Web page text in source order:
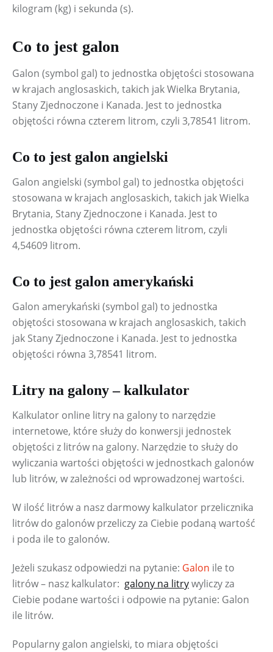
kilogram (kg) i sekunda (s).
Co to jest galon
Galon (symbol gal) to jednostka objętości stosowana
w krajach anglosaskich, takich jak Wielka Brytania,
Stany Zjednoczone i Kanada. Jest to jednostka
objętości równa czterem litrom, czyli 3,78541 litrom.
Co to jest galon angielski
Galon angielski (symbol gal) to jednostka objętości
stosowana w krajach anglosaskich, takich jak Wielka
Brytania, Stany Zjednoczone i Kanada. Jest to
jednostka objętości równa czterem litrom, czyli
4,54609 litrom.
Co to jest galon amerykański
Galon amerykański (symbol gal) to jednostka
objętości stosowana w krajach anglosaskich, takich
jak Stany Zjednoczone i Kanada. Jest to jednostka
objętości równa 3,78541 litrom.
Litry na galony – kalkulator
Kalkulator online litry na galony to narzędzie
internetowe, które służy do konwersji jednostek
objętości z litrów na galony. Narzędzie to służy do
wyliczania wartości objętości w jednostkach galonów
lub litrów, w zależności od wprowadzonej wartości.
W ilość litrów a nasz darmowy kalkulator przelicznika
litrów do galonów przeliczy za Ciebie podaną wartość
i poda ile to galonów.
Jeżeli szukasz odpowiedzi na pytanie: Galon ile to
litrów – nasz kalkulator: galony na litry wyliczy za
Ciebie podane wartości i odpowie na pytanie: Galon
ile litrów.
Popularny galon angielski, to miara objętości